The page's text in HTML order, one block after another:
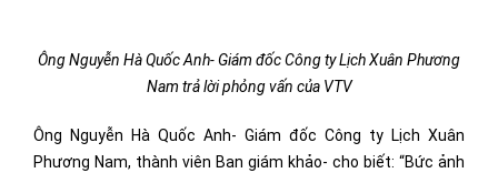
Ông Nguyễn Hà Quốc Anh- Giám đốc Công ty Lịch Xuân Phương
Nam trả lời phỏng vấn của VTV
Ông Nguyễn Hà Quốc Anh- Giám đốc Công ty Lịch Xuân
Phương Nam, thành viên Ban giám khảo- cho biết: “Bức ảnh